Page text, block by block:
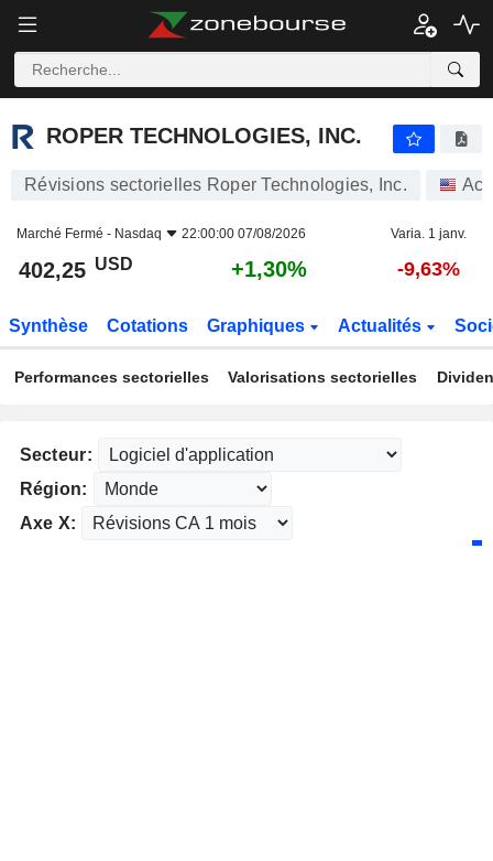
ROPER TECHNOLOGIES, INC.
Révisions sectorielles Roper Technologies, Inc.
Marché Fermé - Nasdaq 22:00:00 07/08/2026 Varia. 1 janv.
402,25 USD +1,30% -9,63%
Synthèse Cotations Graphiques Actualités
Performances sectorielles Valorisations sectorielles
Secteur:
Région:
Axe X: